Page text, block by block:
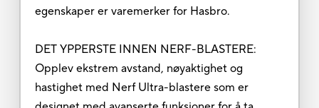
egenskaper er varemerker for Hasbro.
DET YPPERSTE INNEN NERF-BLASTERE:
Opplev ekstrem avstand, nøyaktighet og
hastighet med Nerf Ultra-blastere som er